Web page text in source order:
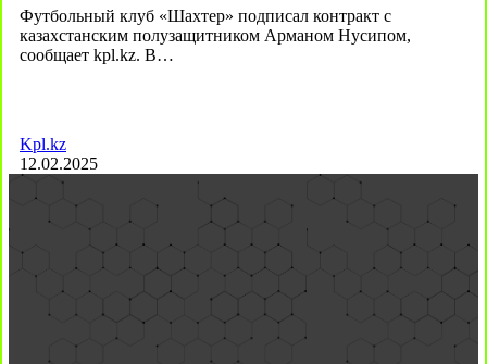
Футбольный клуб «Шахтер» подписал контракт с
казахстанским полузащитником Арманом Нусипом,
сообщает kpl.kz. В…
Kpl.kz
12.02.2025